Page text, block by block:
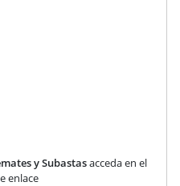
y Subastasacceda en el
enlace